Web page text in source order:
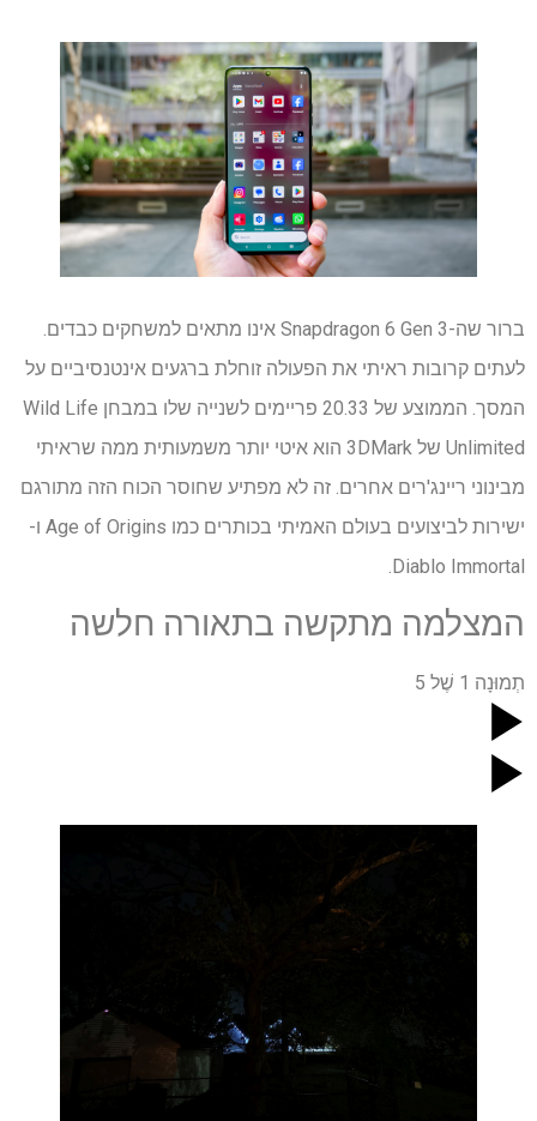
ברור שה-Snapdragon 6 Gen 3 אינו מתאים למשחקים כבדים.
לעתים קרובות ראיתי את הפעולה זוחלת ברגעים אינטנסיביים על
המסך. הממוצע של 20.33 פריימים לשנייה שלו במבחן Wild Life
Unlimited של 3DMark הוא איטי יותר משמעותית ממה שראיתי
מבינוני ריינג'רים אחרים. זה לא מפתיע שחוסר הכוח הזה מתורגם
ישירות לביצועים בעולם האמיתי בכותרים כמו Age of Origins ו-
Diablo Immortal.
המצלמה מתקשה בתאורה חלשה
תְמוּנָה 1 שֶׁל 5